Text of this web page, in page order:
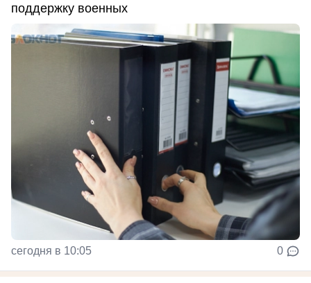
поддержку военных
сегодня в 10:05 0